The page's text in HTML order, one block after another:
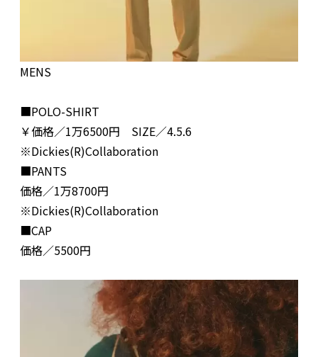
MENS
■POLO-SHIRT
￥価格／1万6500円 SIZE／4.5.6
※Dickies(R)Collaboration
■PANTS
価格／1万8700円
※Dickies(R)Collaboration
■CAP
価格／5500円